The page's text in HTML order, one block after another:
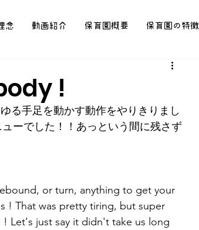
念 動画紹介 保育園概要 保育園の特徴
!
る手足を動かす動作をやりきりまし
ーでした！！あっという間に残さず
or turn, anything to get your
! That was pretty tiring, but super
Let's just say it didn't take us long